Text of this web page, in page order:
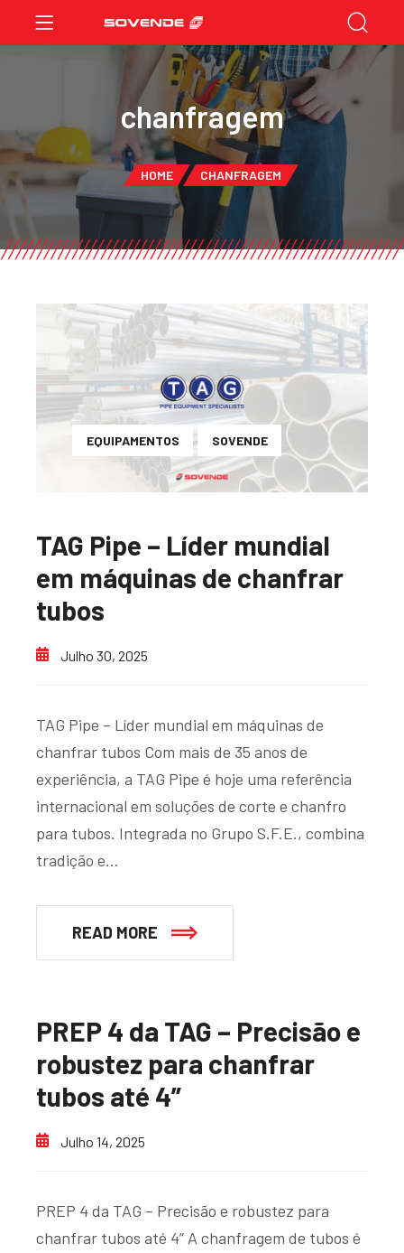
chanfragem
HOME CHANFRAGEM
EQUIPAMENTOS SOVENDE
TAG Pipe – Líder mundial
em máquinas de chanfrar
tubos
Julho 30, 2025
TAG Pipe – Líder mundial em máquinas de
chanfrar tubos Com mais de 35 anos de
experiência, a TAG Pipe é hoje uma referência
internacional em soluções de corte e chanfro
para tubos. Integrada no Grupo S.F.E., combina
tradição e…
READ MORE
PREP 4 da TAG – Precisão e
robustez para chanfrar
tubos até 4”
Julho 14, 2025
PREP 4 da TAG – Precisão e robustez para
chanfrar tubos até 4” A chanfragem de tubos é